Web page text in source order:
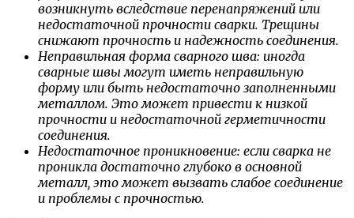
возникнуть вследствие перенапряжений или
недостаточной прочности сварки. Трещины
снижают прочность и надежность соединения.
Неправильная форма сварного шва: иногда
сварные швы могут иметь неправильную
форму или быть недостаточно заполненными
металлом. Это может привести к низкой
прочности и недостаточной герметичности
соединения.
Недостаточное проникновение: если сварка не
проникла достаточно глубоко в основной
металл, это может вызвать слабое соединение
и проблемы с прочностью.